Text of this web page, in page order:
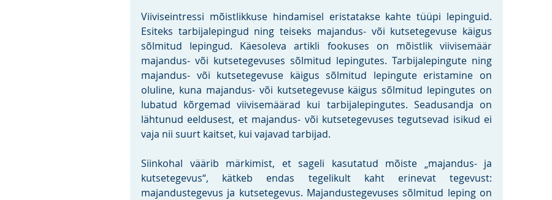
Viiviseintressi mõistlikkuse hindamisel eristatakse kahte tüüpi lepinguid.
Esiteks tarbijalepingud ning teiseks majandus- või kutsetegevuse käigus
sõlmitud lepingud. Käesoleva artikli fookuses on mõistlik viivisemäär
majandus- või kutsetegevuses sõlmitud lepingutes. Tarbijalepingute ning
majandus- või kutsetegevuse käigus sõlmitud lepingute eristamine on
oluline, kuna majandus- või kutsetegevuse käigus sõlmitud lepingutes on
lubatud kõrgemad viivisemäärad kui tarbijalepingutes. Seadusandja on
lähtunud eeldusest, et majandus- või kutsetegevuses tegutsevad isikud ei
vaja nii suurt kaitset, kui vajavad tarbijad.
Siinkohal väärib märkimist, et sageli kasutatud mõiste „majandus- ja
kutsetegevus“, kätkeb endas tegelikult kaht erinevat tegevust:
majandustegevus ja kutsetegevus. Majandustegevuses sõlmitud leping on